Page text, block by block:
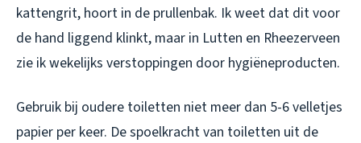
kattengrit, hoort in de prullenbak. Ik weet dat dit voor
de hand liggend klinkt, maar in Lutten en Rheezerveen
zie ik wekelijks verstoppingen door hygiëneproducten.
Gebruik bij oudere toiletten niet meer dan 5-6 velletjes
papier per keer. De spoelkracht van toiletten uit de